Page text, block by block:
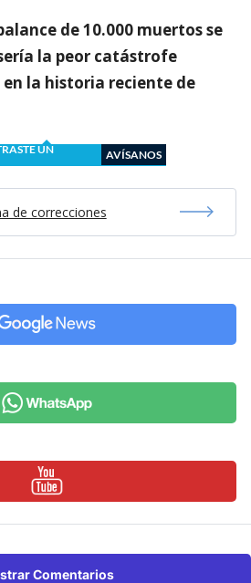
de 10.000 muertos se
la peor catástrofe
la historia reciente de
UN
AVÍSANOS
de correcciones
Comentarios